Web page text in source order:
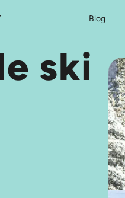
Blog
ski